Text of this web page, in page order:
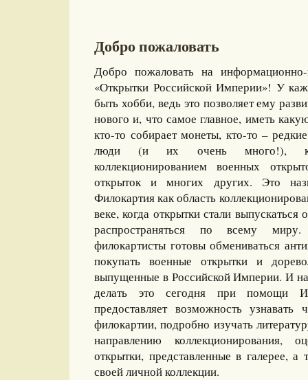
Добро пожаловать
Добро пожаловать на информационно-
«Открытки Российской Империи»! У
быть хобби, ведь это позволяет ему
нового и, что самое главное, иметь
кто-то собирает монеты, кто-то –
люди (и их очень много!),
коллекционированием военных
открыток и многих других. Это
Филокартия как область
веке, когда открытки стали
распространяться по всему
филокартисты готовы обмениваться
покупать военные открытки и
выпущенные в Российской Империи. И
делать это сегодня при помощи
предоставляет возможность
филокартии, подробно изучать
направлению коллекционирования,
открытки, представленные в галерее, а
своей личной коллекции.